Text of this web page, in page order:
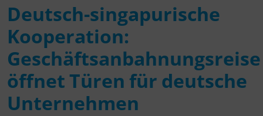
Deutsch-singapurische
Kooperation:
Geschäftsanbahnungsreise
öffnet Türen für deutsche
Unternehmen